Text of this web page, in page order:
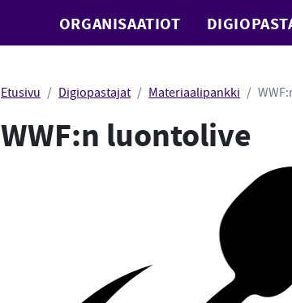
ORGANISAATIOT
Etusivu Digiopastajat Materiaalipankki
WWF:n luontolive